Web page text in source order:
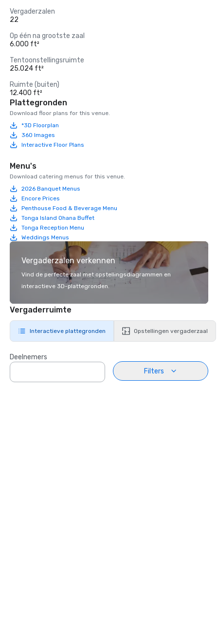
Vergaderzalen
22
Op één na grootste zaal
6.000 ft²
Tentoonstellingsruimte
25.024 ft²
Ruimte (buiten)
12.400 ft²
Plattegronden
Download floor plans for this venue.
*3D Floorplan
360 Images
Interactive Floor Plans
Menu's
Download catering menus for this venue.
2026 Banquet Menus
Encore Prices
Penthouse Food & Beverage Menu
Tonga Island Ohana Buffet
Tonga Reception Menu
Weddings Menus
Vergaderzalen verkennen
Vind de perfecte zaal met opstellingsdiagrammen en
interactieve 3D-plattegronden.
Vergaderruimte
Interactieve plattegronden Opstellingen vergaderzaal
Deelnemers
Filters